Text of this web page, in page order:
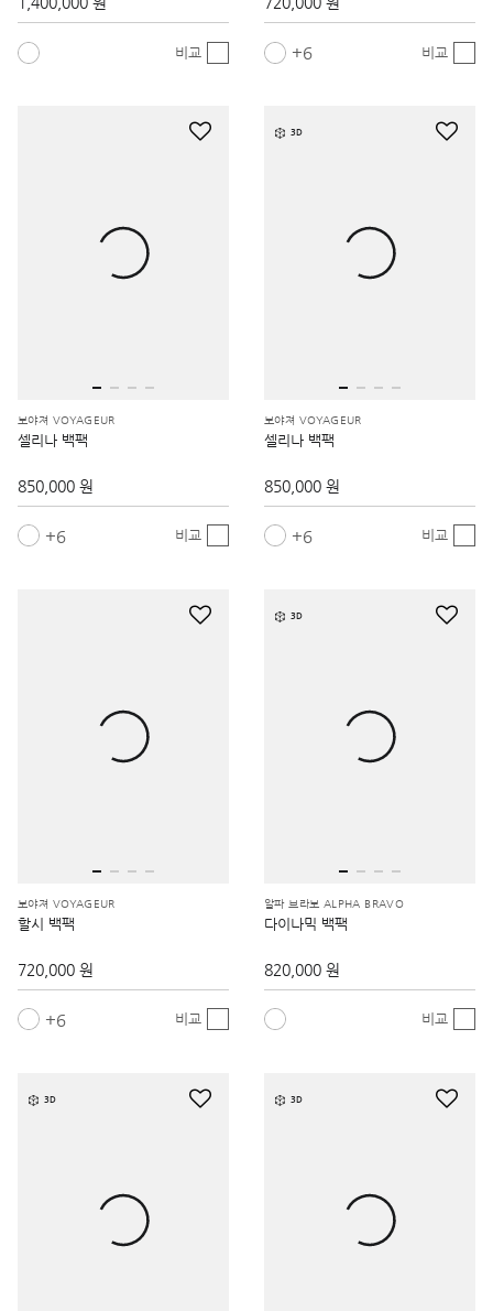
비교 6 비교
보야져 VOYAGEUR
셀리나 백팩
850,000 원
6 비교
3D
보야져 VOYAGEUR
셀리나 백팩
850,000 원
6 비교
보야져 VOYAGEUR
할시 백팩
720,000 원
6 비교
3D
알파 브라보 ALPHA BRAVO
다이나믹 백팩
820,000 원
비교
3D 3D